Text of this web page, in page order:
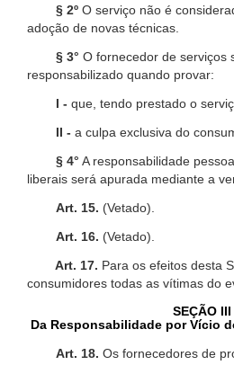
§ 2º O serviço não é
adoção de novas técnicas.
§ 3° O fornecedor de serviços
responsabilizado quando provar:
I - que, tendo prestado o
II - a culpa exclusiva do
§ 4° A responsabilidade
liberais será apurada mediante a
Art. 15. (Vetado).
Art. 16. (Vetado).
Art. 17. Para os efeitos desta
consumidores todas as vítimas do
SEÇÃO III
Da Responsabilidade por Vício
Art. 18. Os fornecedores de